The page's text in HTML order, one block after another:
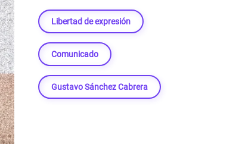
Libertad de expresión
Comunicado
Gustavo Sánchez Cabrera